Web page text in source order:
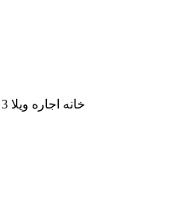
خانه اجاره ويلا 3 خوابه 64 متر زمین بازسازي شده